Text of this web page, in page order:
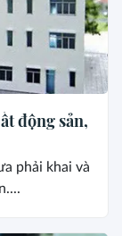
động sản,
phải khai và